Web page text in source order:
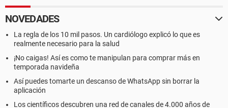
NOVEDADES
La regla de los 10 mil pasos. Un cardiólogo explicó lo que es
realmente necesario para la salud
¡No caigas! Así es como te manipulan para comprar más en
temporada navideña
Así puedes tomarte un descanso de WhatsApp sin borrar la
aplicación
Los científicos descubren una red de canales de 4.000 años de